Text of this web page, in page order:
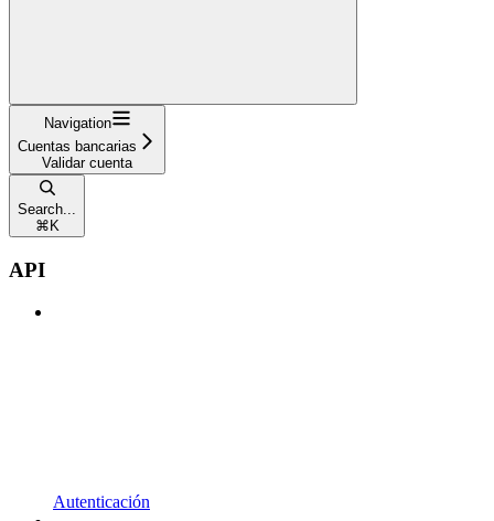
Navigation
Cuentas bancarias
Validar cuenta
Search...
⌘ K
API
Autenticación